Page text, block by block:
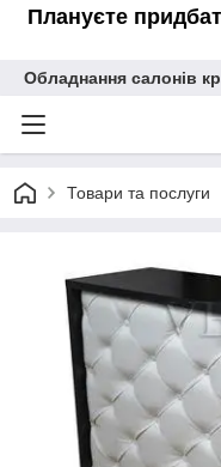
Плануєте
Обладнання салонів
Товари та послуги